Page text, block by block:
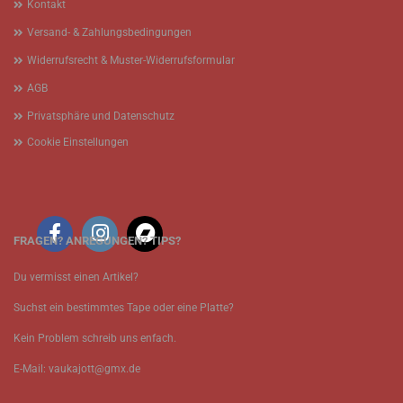
Kontakt
Versand- & Zahlungsbedingungen
Widerrufsrecht & Muster-Widerrufsformular
AGB
Privatsphäre und Datenschutz
Cookie Einstellungen
FRAGEN? ANREGUNGEN? TIPS?
Du vermisst einen Artikel?
Suchst ein bestimmtes Tape oder eine Platte?
Kein Problem schreib uns enfach.
E-Mail: vaukajott@gmx.de